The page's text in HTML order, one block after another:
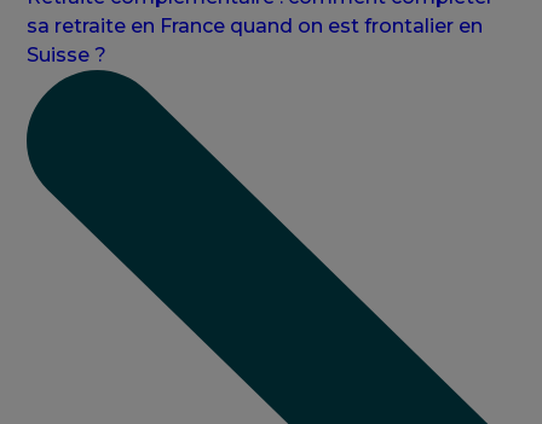
sa retraite en France quand on est frontalier en
Suisse ?